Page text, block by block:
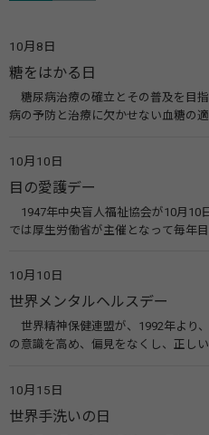
10月8日
糖をはかる日
糖尿病治療の確立とその普及を目
病の予防と治療に欠かせない血糖の
療研究会） 糖尿病ネットワーク
10月10日
目の愛護デー
1947年中央盲人福祉協会が10月10
では厚生労働省が主催となって毎年
会）
10月10日
世界メンタルヘルスデー
世界精神保健連盟が、1992年より
の意識を高め、偏見をなくし、正し
す。 関連リンク 世界メンタルヘルスデー（厚生労働省） 働く人のメンタ
ルヘルス・ポータルサイト「こころ
10月15日
世界手洗いの日